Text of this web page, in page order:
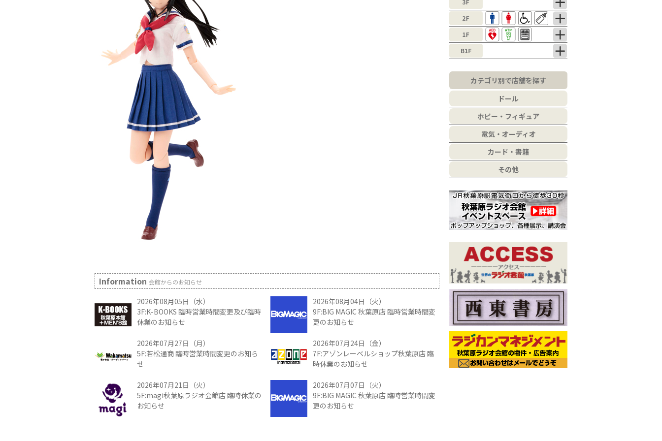
Information 会館からのお知らせ
2026年08月05日（水）
3F:K-BOOKS 臨時営業時間変更及び臨時
休業のお知らせ
2026年08月04日（火）
9F:BIG MAGIC 秋葉原店 臨時営業時間変
更のお知らせ
2026年07月27日（月）
5F:若松通商 臨時営業時間変更のお知ら
せ
2026年07月24日（金）
7F:アゾンレーベルショップ秋葉原店 臨
時休業のお知らせ
2026年07月21日（火）
5F:magi秋葉原ラジオ会館店 臨時休業の
お知らせ
2026年07月07日（火）
9F:BIG MAGIC 秋葉原店 臨時営業時間変
更のお知らせ
カテゴリ別で店舗を探す
ドール
ホビー・フィギュア
電気・オーディオ
カード・書籍
その他